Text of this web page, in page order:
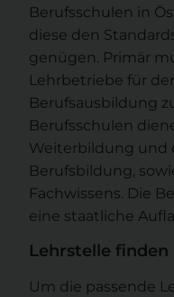
Berufsschulen in
diese den
genügen. Primär
Lehrbetriebe für
Berufsausbildung
Berufsschulen
Weiterbildung und
Berufsbildung,
Fachwissens. Die
eine staatliche
Lehrstelle finden
Um die passende